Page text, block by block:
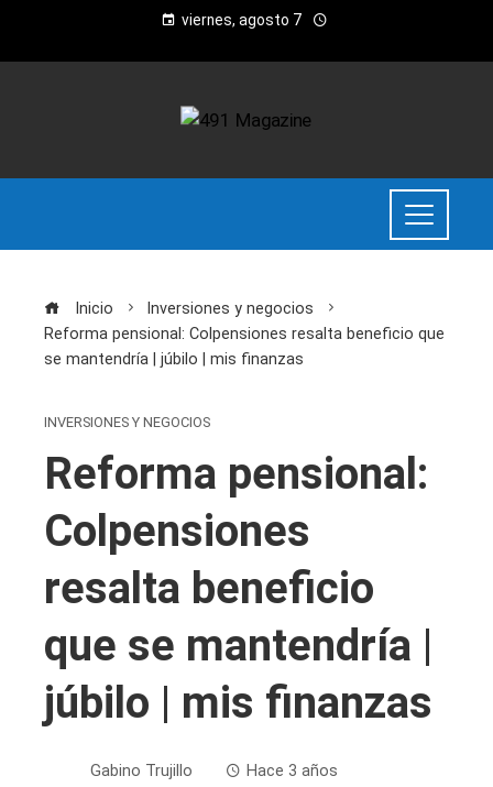
viernes, agosto 7
Inicio
Inversiones y negocios
Reforma pensional: Colpensiones resalta beneficio que
se mantendría | júbilo | mis finanzas
INVERSIONES Y NEGOCIOS
Reforma pensional:
Colpensiones
resalta beneficio
que se mantendría |
júbilo | mis finanzas
Gabino Trujillo Hace 3 años